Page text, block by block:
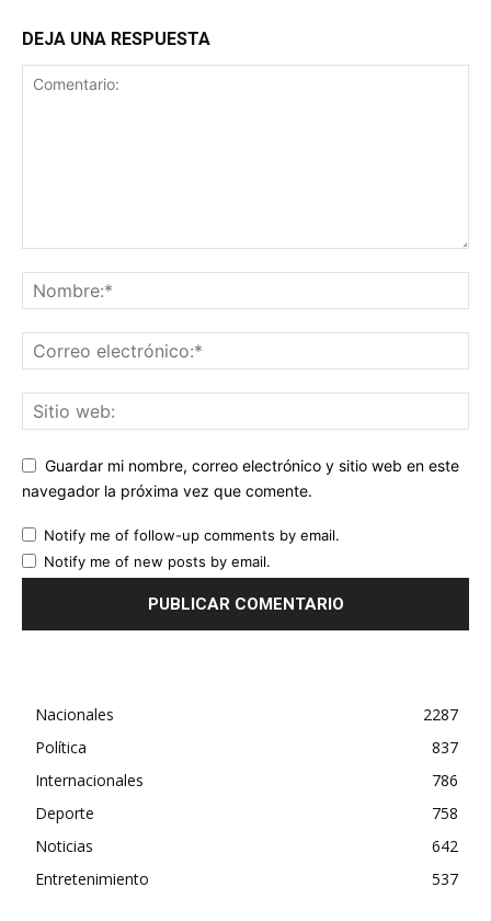
DEJA UNA RESPUESTA
Guardar mi nombre, correo electrónico y sitio web en este
navegador la próxima vez que comente.
Notify me of follow-up comments by email.
Notify me of new posts by email.
Nacionales
2287
Política
837
Internacionales
786
Deporte
758
Noticias
642
Entretenimiento
537